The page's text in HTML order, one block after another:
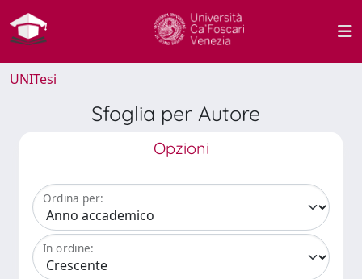
UNITesi
Sfoglia per Autore
Opzioni
Ordina per:
In ordine: